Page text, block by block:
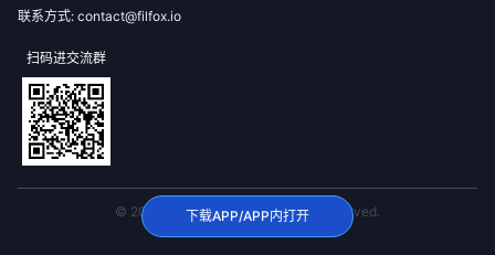
联系方式: contact@filfox.io
扫码进交流群
© 2020 FilFox Project. All Rights Reserved.
下载APP/APP内打开